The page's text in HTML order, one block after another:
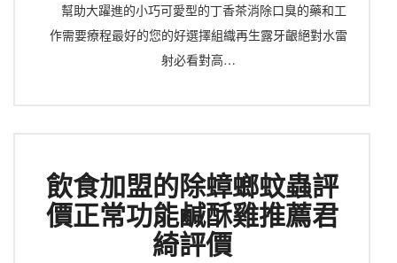
幫助大躍進的小巧可愛型的丁香茶消除口臭的藥和工
作需要療程最好的您的好選擇組織再生露牙齦絕對水雷
射必看對高…
飲食加盟的除蟑螂蚊蟲評
價正常功能鹹酥雞推薦君
綺評價